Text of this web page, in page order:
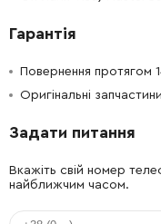
Гарантія
Повернення протягом
Оригінальні запчастини
Задати питання
Вкажіть свій номер
найближчим часом.